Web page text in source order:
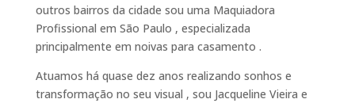
outros bairros da cidade sou uma Maquiadora
Profissional em São Paulo , especializada
principalmente em noivas para casamento .
Atuamos há quase dez anos realizando sonhos e
transformação no seu visual , sou Jacqueline Vieira e